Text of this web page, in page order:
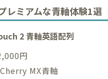
レミアムな青軸体験1選
2 青軸英語配列
円
MX青軸